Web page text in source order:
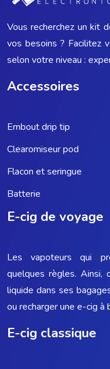
Vous recherchez un kit
vos besoins ? Facilitez
selon votre niveau :
Accessoires
Embout drip tip
Clearomiseur pod
Flacon et seringue
Batterie
E-cig de voyage
Les vapoteurs qui
quelques règles. Ainsi,
liquide dans ses
ou recharger une e-cig à
E-cig classique